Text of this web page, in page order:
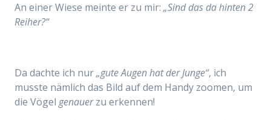
An einer Wiese meinte er zu mir: „Sind das da hinten 2
Reiher?“
Da dachte ich nur„gute Augen hat der Junge“, ich
musste nämlich das Bild auf dem Handy zoomen, um
die Vögel genauerzu erkennen!